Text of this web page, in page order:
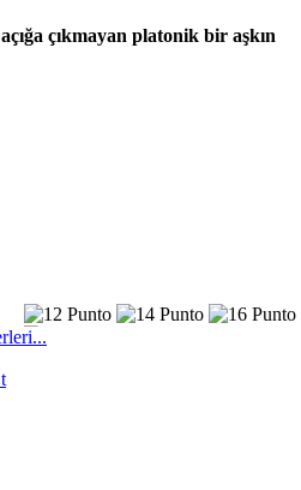
çıkmayan platonik bir aşkın